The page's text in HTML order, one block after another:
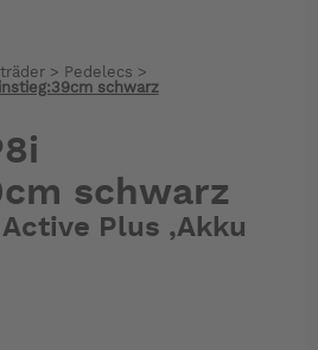
> Pedelecs >
schwarz
schwarz
Plus ,Akku